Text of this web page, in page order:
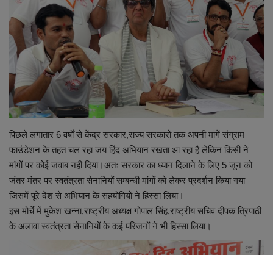
शिक्षा
स्वास्थ्य
राष्ट्रीय
व्यापार
रोजगार
NEWS
वीडियो
पिछले लगातार 6 वर्षों से केंद्र सरकार,राज्य सरकारों तक अपनी मांगें संग्राम
फाउंडेशन के तहत चल रहा जय हिंद अभियान रखता आ रहा है लेकिन किसी ने
मांगों पर कोई जवाब नही दिया।अतः सरकार का ध्यान दिलाने के लिए 5 जून को
जंतर मंतर पर स्वतंत्रता सेनानियों सम्बन्धी मांगों को लेकर प्रदर्शन किया गया
जिसमें पूरे देश से अभियान के सहयोगियों ने हिस्सा लिया।
इस मोर्चे में मुकेश खन्ना,राष्ट्रीय अध्यक्ष गोपाल सिंह,राष्ट्रीय सचिव दीपक त्रिपाठी
के अलावा स्वतंत्रता सेनानियों के कई परिजनों ने भी हिस्सा लिया।